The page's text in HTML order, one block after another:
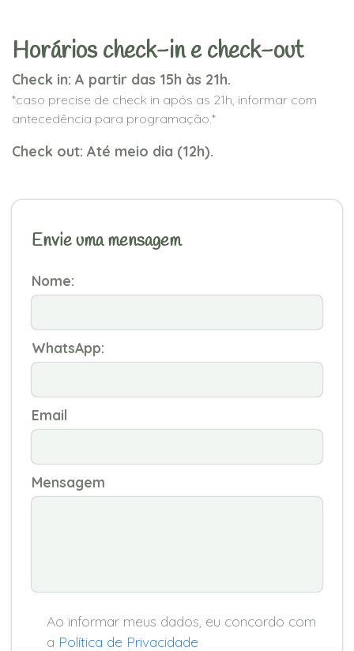
Horários check-in e check-out
Check in: A partir das 15h às 21h.
*caso precise de check in após as 21h, informar com
antecedência para programação.*
Check out: Até meio dia (12h).
Envie uma mensagem
Nome:
WhatsApp:
Email
Mensagem
Ao informar meus dados, eu concordo com
a Política de Privacidade